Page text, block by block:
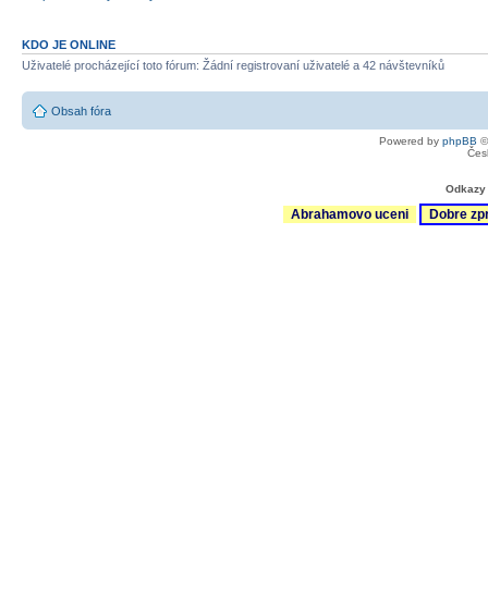
KDO JE ONLINE
Uživatelé procházející toto fórum: Žádní registrovaní uživatelé a 42 návštevníků
Obsah fóra
Powered by phpBB
Abrahamovo uceni Dobre